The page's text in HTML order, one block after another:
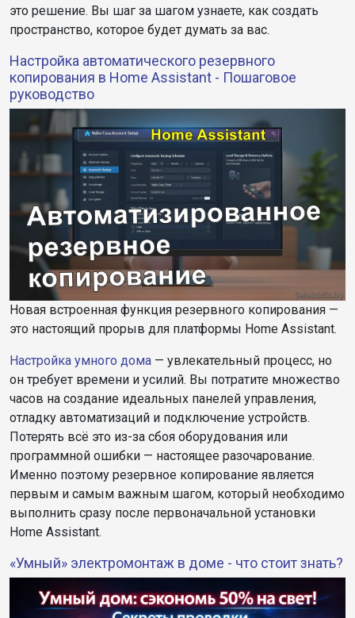
это решение. Вы шаг за шагом узнаете, как создать
пространство, которое будет думать за вас.
Настройка автоматического резервного
копирования в Home Assistant - Пошаговое
руководство
Новая встроенная функция резервного копирования —
это настоящий прорыв для платформы Home Assistant.
Настройка умного дома — увлекательный процесс, но
он требует времени и усилий. Вы потратите множество
часов на создание идеальных панелей управления,
отладку автоматизаций и подключение устройств.
Потерять всё это из-за сбоя оборудования или
программной ошибки — настоящее разочарование.
Именно поэтому резервное копирование является
первым и самым важным шагом, который необходимо
выполнить сразу после первоначальной установки
Home Assistant.
«Умный» электромонтаж в доме - что стоит знать?